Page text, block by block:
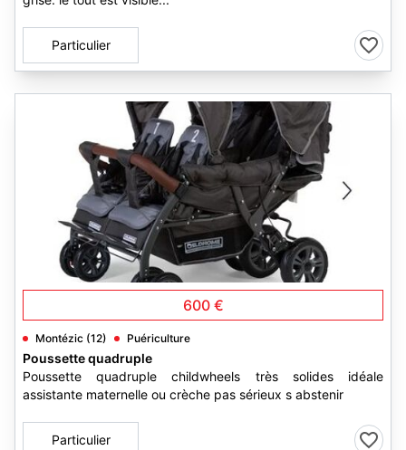
Particulier
600 €
Montézic (12) Puériculture
Poussette quadruple
Poussette quadruple childwheels très solides idéale
assistante maternelle ou crèche pas sérieux s abstenir
Particulier